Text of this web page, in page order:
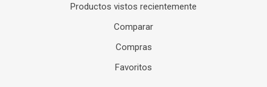
Productos vistos recientemente
Comparar
Compras
Favoritos